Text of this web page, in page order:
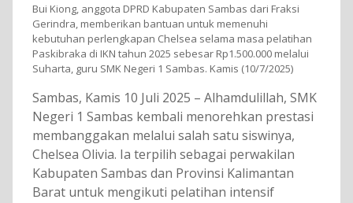
Bui Kiong, anggota DPRD Kabupaten Sambas dari Fraksi
Gerindra, memberikan bantuan untuk memenuhi
kebutuhan perlengkapan Chelsea selama masa pelatihan
Paskibraka di IKN tahun 2025 sebesar Rp1.500.000 melalui
Suharta, guru SMK Negeri 1 Sambas. Kamis (10/7/2025)
Sambas, Kamis 10 Juli 2025 – Alhamdulillah, SMK
Negeri 1 Sambas kembali menorehkan prestasi
membanggakan melalui salah satu siswinya,
Chelsea Olivia. Ia terpilih sebagai perwakilan
Kabupaten Sambas dan Provinsi Kalimantan
Barat untuk mengikuti pelatihan intensif